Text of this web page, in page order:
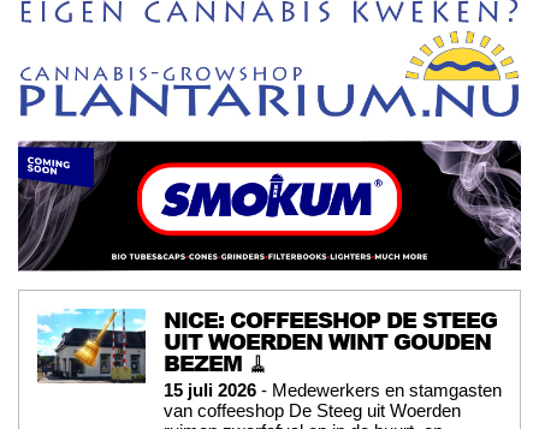
NICE: COFFEESHOP DE STEEG
UIT WOERDEN WINT GOUDEN
BEZEM 🧹
15 juli 2026 - Medewerkers en stamgasten
van coffeeshop De Steeg uit Woerden